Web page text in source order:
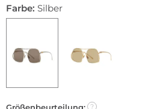
Farbe: Silber
?